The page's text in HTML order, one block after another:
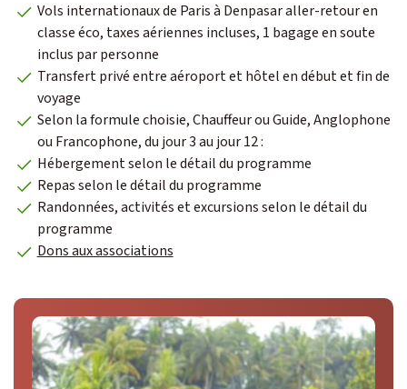
Vols internationaux de Paris à Denpasar aller-retour en
classe éco, taxes aériennes incluses, 1 bagage en soute
inclus par personne
Transfert privé entre aéroport et hôtel en début et fin de
voyage
Selon la formule choisie, Chauffeur ou Guide, Anglophone
ou Francophone, du jour 3 au jour 12 :
Hébergement selon le détail du programme
Repas selon le détail du programme
Randonnées, activités et excursions selon le détail du
programme
Dons aux associations